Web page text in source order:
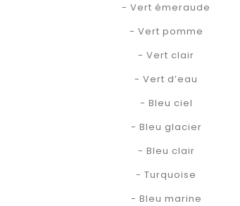
- Vert émeraude
- Vert pomme
- Vert clair
- Vert d’eau
- Bleu ciel
- Bleu glacier
- Bleu clair
- Turquoise
- Bleu marine